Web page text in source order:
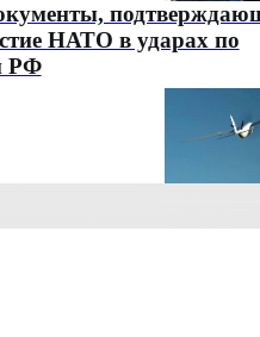
НАТО в ударах по
РФ